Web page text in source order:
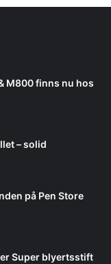
M800 finns nu hos
– solid
på Pen Store
Super blyertsstift